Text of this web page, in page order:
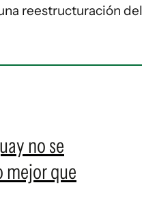
reestructuración del
no se
mejor que